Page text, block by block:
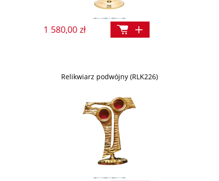
1 580,00 zł
Relikwiarz podwójny (RLK226)